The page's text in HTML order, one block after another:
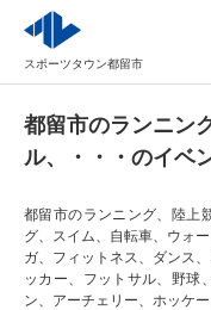
スポーツタウン都留市
都留市のランニン
ル、・・・のイベ
都留市のランニング、陸上
グ、スイム、自転車、ウォ
ガ、フィットネス、ダンス
ッカー、フットサル、野球
ン、アーチェリー、ホッケ